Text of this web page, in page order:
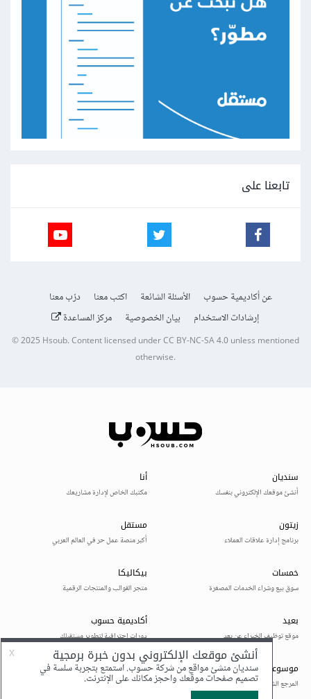
تابعنا على
عن أكاديمية حسوب الأسئلة الشائعة اكتب معنا
درّب معنا
إرشادات الاستخدام
بيان الخصوصية مركز المساعدة
© 2025Hsoub.Content licensed underCC BY-NC-SA 4.0unless mentioned
otherwise.